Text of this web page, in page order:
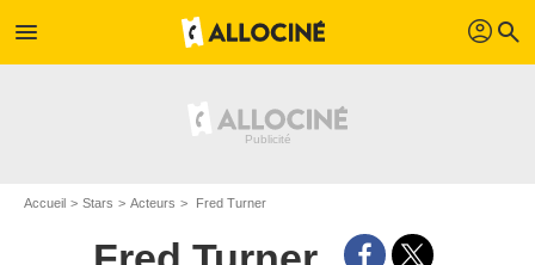
menu profil search
Accueil Stars Acteurs Fred Turner